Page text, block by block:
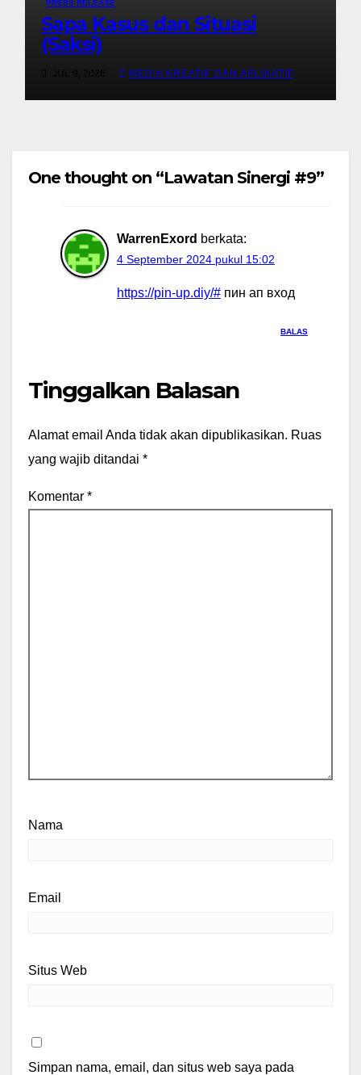
PRESS RELEASE
Sapa Kasus dan Situasi
(Saksi)
MEDIA KREATIF DAN APLIKATIF
One thought on “Lawatan Sinergi #9”
WarrenExord berkata:
4 September 2024 pukul 15:02
https://pin-up.diy/# пин ап вход
BALAS
Tinggalkan Balasan
Alamat email Anda tidak akan dipublikasikan. Ruas
yang wajib ditandai *
Komentar *
Nama
Email
Situs Web
Simpan nama, email, dan situs web saya pada